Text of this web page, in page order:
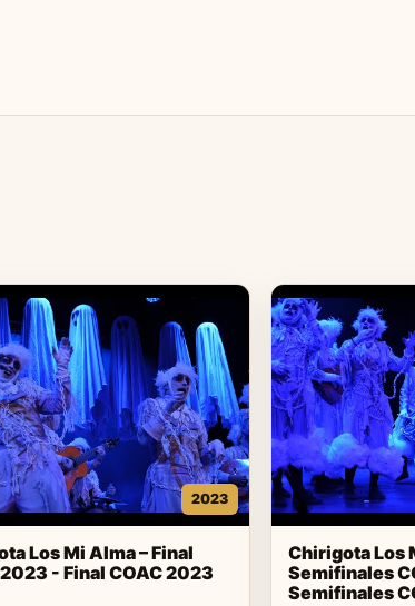
2023
Los Mi Alma – Final
- Final COAC 2023
Chirigota Los
Semifinales
Semifinales